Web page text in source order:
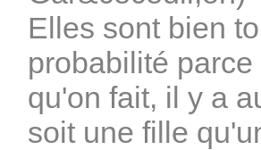
Elles sont bien
probabilité
qu'on fait, il y a
soit une fille